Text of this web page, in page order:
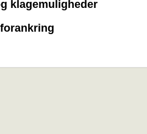
klagemuligheder